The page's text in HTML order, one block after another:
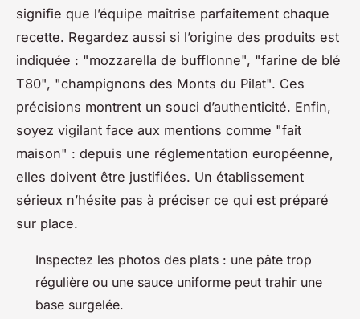
signifie que l’équipe maîtrise parfaitement chaque
recette. Regardez aussi si l’origine des produits est
indiquée : "mozzarella de bufflonne", "farine de blé
T80", "champignons des Monts du Pilat". Ces
précisions montrent un souci d’authenticité. Enfin,
soyez vigilant face aux mentions comme "fait
maison" : depuis une réglementation européenne,
elles doivent être justifiées. Un établissement
sérieux n’hésite pas à préciser ce qui est préparé
sur place.
Inspectez les photos des plats : une pâte trop
régulière ou une sauce uniforme peut trahir une
base surgelée.